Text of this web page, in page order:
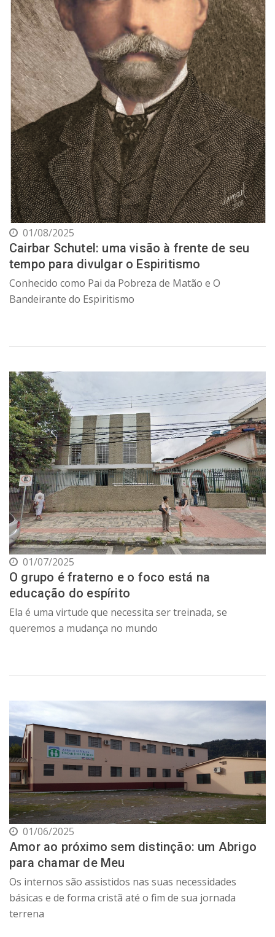
01/08/2025
Cairbar Schutel: uma visão à frente de seu
tempo para divulgar o Espiritismo
Conhecido como Pai da Pobreza de Matão e O
Bandeirante do Espiritismo
01/07/2025
O grupo é fraterno e o foco está na
educação do espírito
Ela é uma virtude que necessita ser treinada, se
queremos a mudança no mundo
01/06/2025
Amor ao próximo sem distinção: um Abrigo
para chamar de Meu
Os internos são assistidos nas suas necessidades
básicas e de forma cristã até o fim de sua jornada
terrena